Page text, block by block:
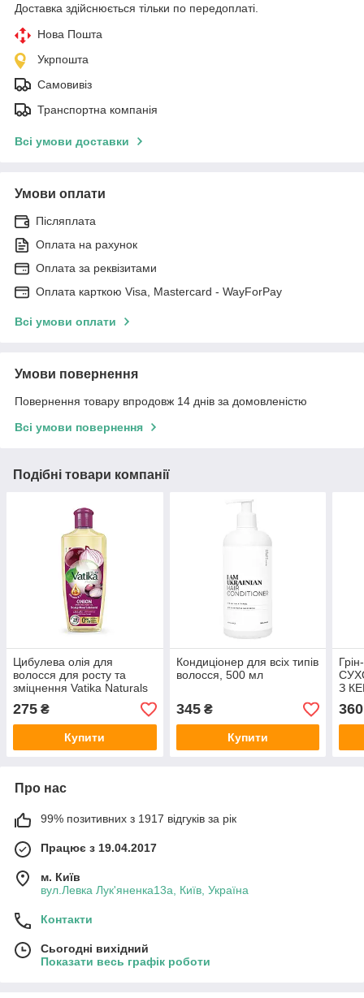
Доставка здійснюється тільки по передоплаті.
Нова Пошта
Укрпошта
Самовивіз
Транспортна компанія
Всі умови доставки
Умови оплати
Післяплата
Оплата на рахунок
Оплата за реквізитами
Оплата карткою Visa, Mastercard - WayForPay
Всі умови оплати
Умови повернення
Повернення товару впродовж 14 днів за домовленістю
Всі умови повернення
Подібні товари компанії
Цибулева олія для
волосся для росту та
зміцнення Vatika Naturals
200мл олія з червоною
цибулею
275 ₴
Купити
Кондиціонер для всіх типів
волосся, 500 мл
345₴
Купити
З
360
Про нас
99% позитивних з 1917 відгуків за рік
Працює з 19.04.2017
м. Київ
вул.Левка Лук'яненка13а, Київ, Україна
Контакти
Сьогодні вихідний
Показати весь графік роботи